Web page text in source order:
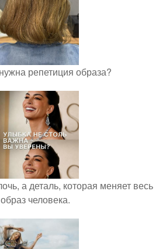
репетиция образа?
а деталь, которая меняет весь
образ человека.